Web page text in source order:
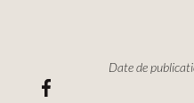
Date de